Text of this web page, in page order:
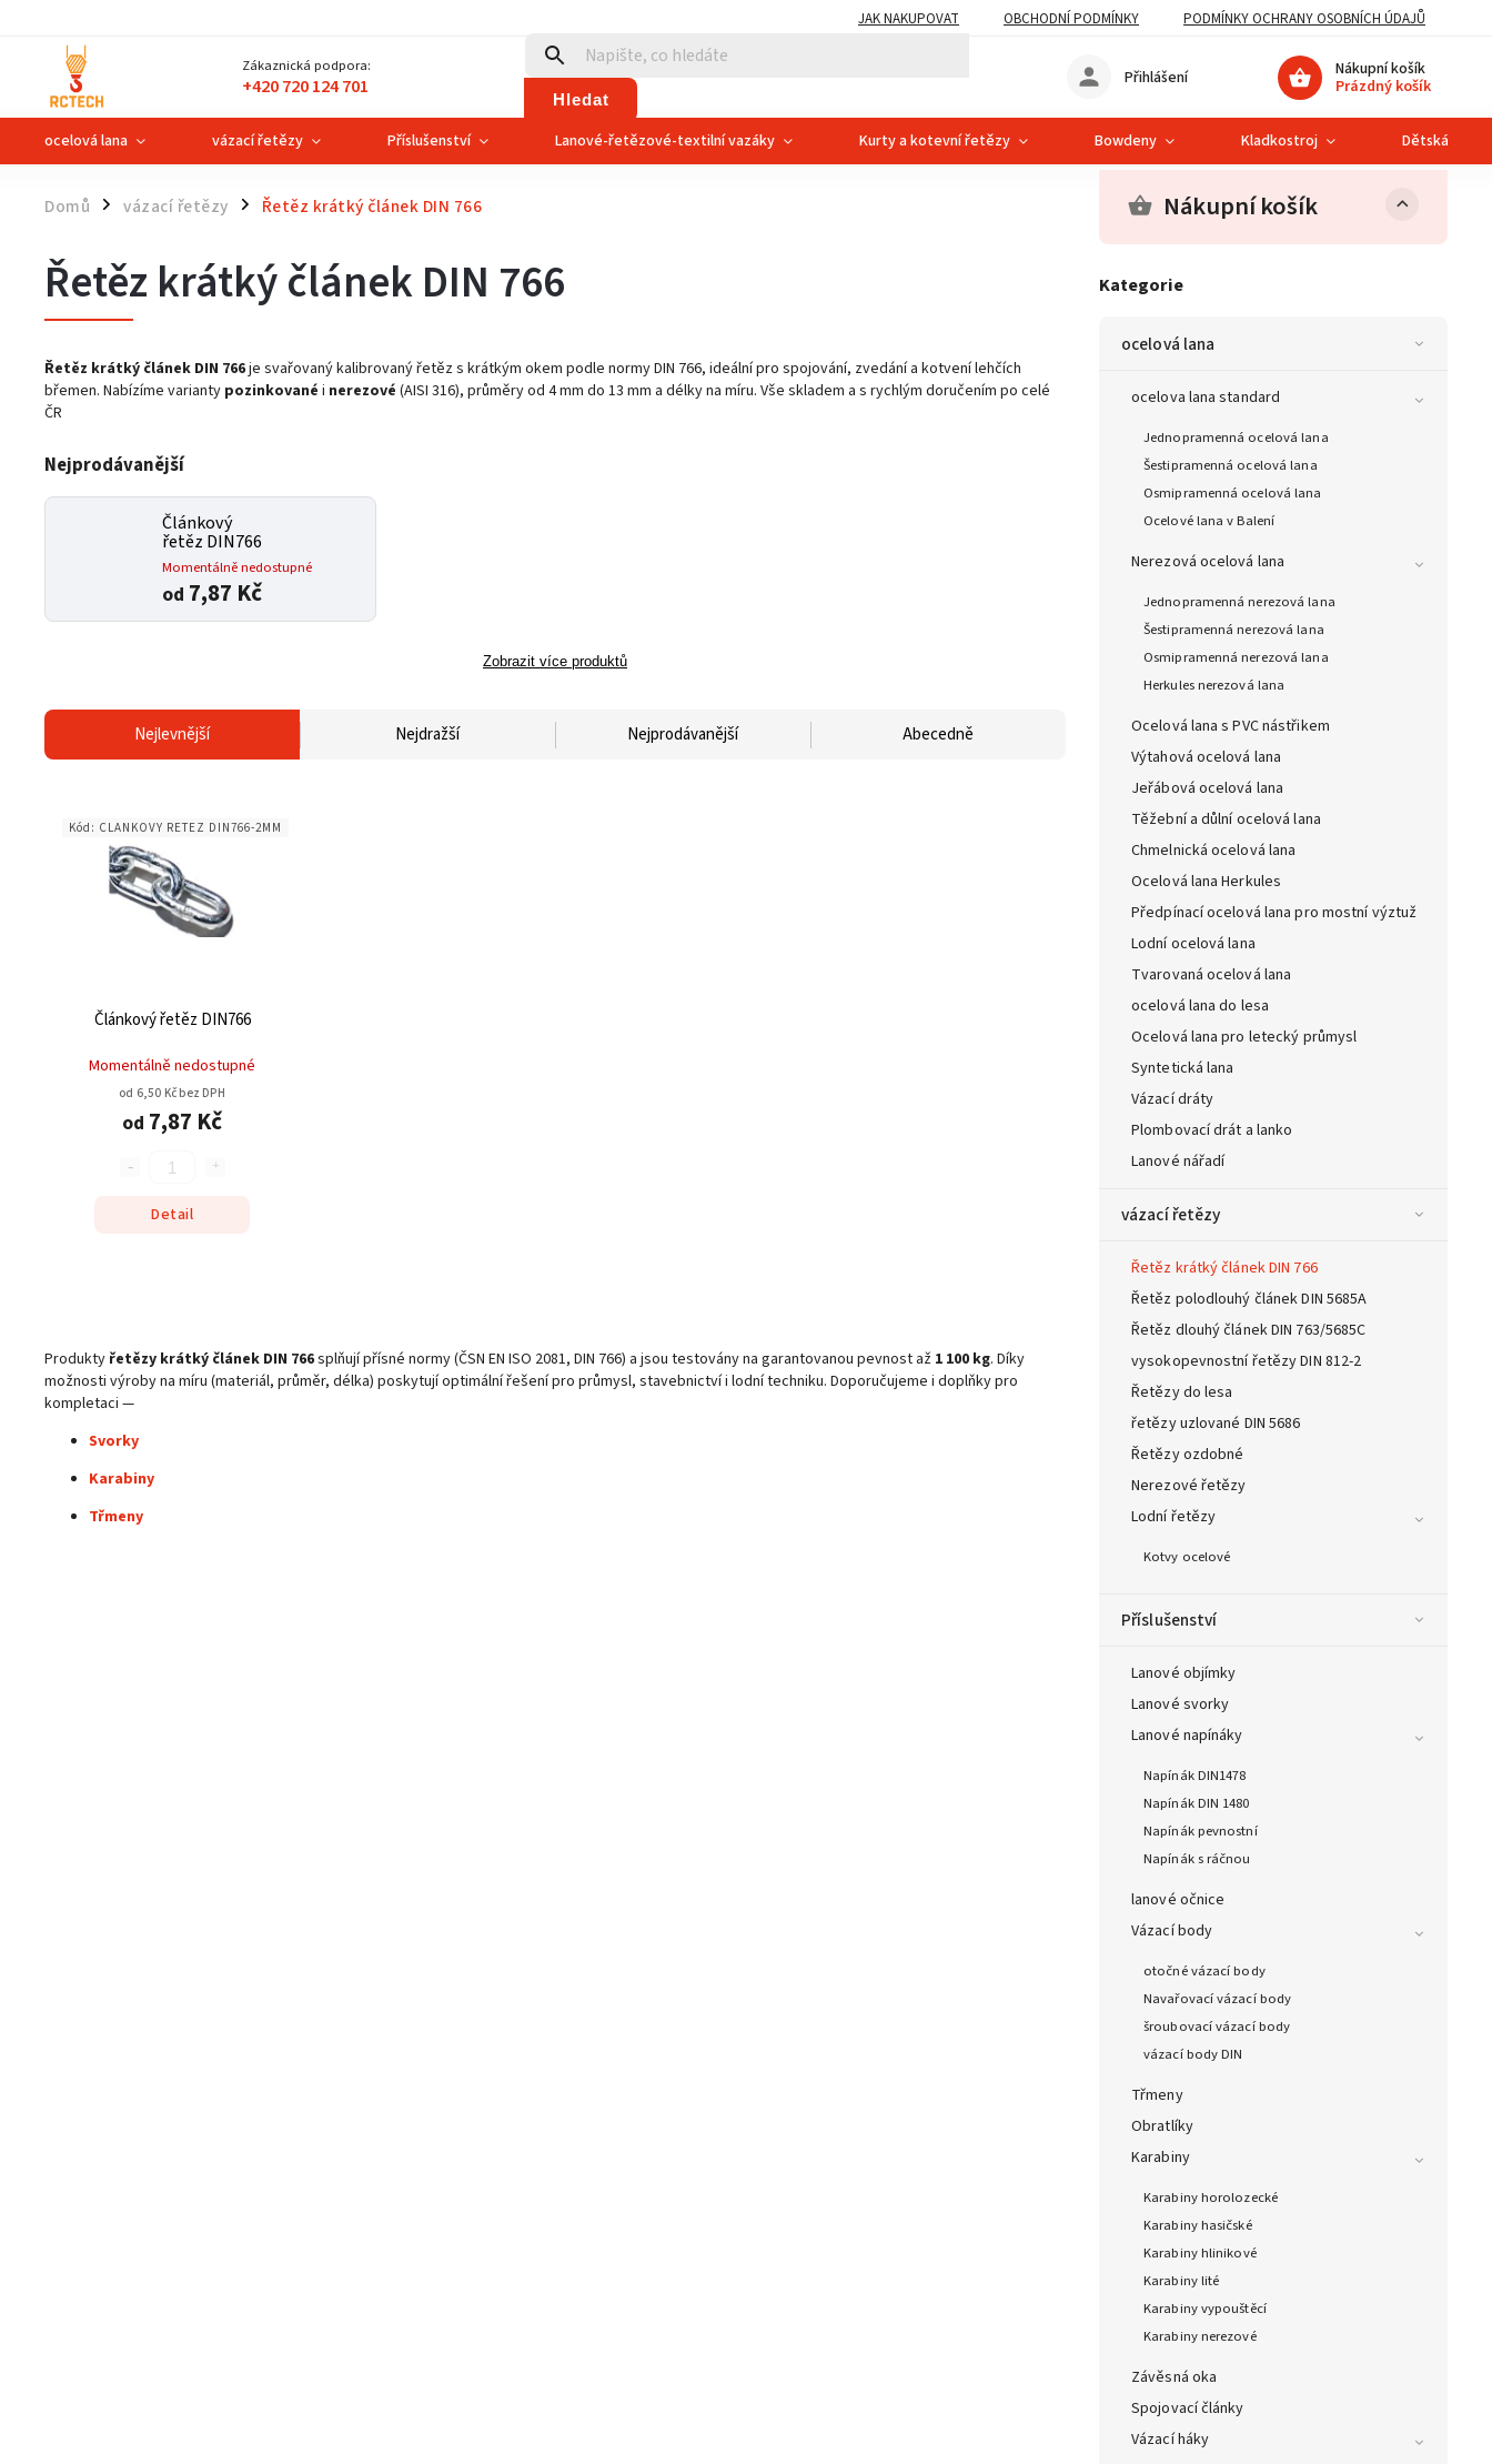
JAK NAKUPOVAT OBCHODNÍ PODMÍNKY PODMÍNKY OCHRANY OSOBNÍCH ÚDAJŮ
Zákaznická podpora:
+420 720 124 701 Hledat
Nákupní košík
Prázdný košík
Přihlášení
ocelová lana vázací řetězy Příslušenství Lanové-řetězové-textilní vazáky Kurty a kotevní řetězy Bowdeny Kladkostroj Dětská
Domů / vázací řetězy / Řetěz krátký článek DIN 766 Nákupní košík
Kategorie
ocelová lana
ocelova lana standard
Jednopramenná ocelová lana
Šestipramenná ocelová lana
Osmipramenná ocelová lana
Ocelové lana v Balení
Nerezová ocelová lana
Jednopramenná nerezová lana
Šestipramenná nerezová lana
Osmipramenná nerezová lana
Herkules nerezová lana
Ocelová lana s PVC nástřikem
Výtahová ocelová lana
Jeřábová ocelová lana
Těžební a důlní ocelová lana
Chmelnická ocelová lana
Ocelová lana Herkules
Předpínací ocelová lana pro mostní výztuž
Lodní ocelová lana
Tvarovaná ocelová lana
ocelová lana do lesa
Ocelová lana pro letecký průmysl
Syntetická lana
Vázací dráty
Plombovací drát a lanko
Lanové nářadí
vázací řetězy
Řetěz krátký článek DIN 766
Řetěz polodlouhý článek DIN 5685A
Řetěz dlouhý článek DIN 763/5685C
vysokopevnostní řetězy DIN 812-2
Řetězy do lesa
řetězy uzlované DIN 5686
Řetězy ozdobné
Nerezové řetězy
Lodní řetězy
Kotvy ocelové
Příslušenství
Lanové objímky
Lanové svorky
Lanové napínáky
Napínák DIN1478
Napínák DIN 1480
Napínák pevnostní
Napínák s ráčnou
lanové očnice
Vázací body
otočné vázací body
Navařovací vázací body
šroubovací vázací body
vázací body DIN
Třmeny
Obratlíky
Karabiny
Karabiny horolozecké
Karabiny hasičské
Karabiny hlinikové
Karabiny lité
Karabiny vypouštěcí
Karabiny nerezové
Závěsná oka
Spojovací články
Vázací háky
Řetěz krátký článek DIN 766
Řetěz krátký článek DIN 766je svařovaný kalibrovaný řetěz s krátkým okem podle normy DIN 766, ideální pro spojování, zvedání a kotvení lehčích
břemen. Nabízíme varianty pozinkované i nerezové (AISI 316), průměry od 4 mm do 13 mm a délky na míru. Vše skladem a s rychlým doručením po celé
ČR
Nejprodávanější
Článkový
řetěz DIN766
Momentálně nedostupné
od 7,87 Kč
Zobrazit více produktů
Nejlevnější Nejdražší Nejprodávanější Abecedně
Článkový řetěz DIN766
Momentálně nedostupné
od 6,50 Kč bez DPH
od 7,87 Kč
Detail
Kód: CLANKOVY RETEZ DIN766-2MM
Produkty řetězy krátký článek DIN 766splňují přísné normy (ČSN EN ISO 2081, DIN 766) a jsou testovány na garantovanou pevnost až 1 100 kg. Díky
možnosti výroby na míru (materiál, průměr, délka) poskytují optimální řešení pro průmysl, stavebnictví i lodní techniku. Doporučujeme i doplňky pro
kompletaci —
Svorky
Karabiny
Třmeny